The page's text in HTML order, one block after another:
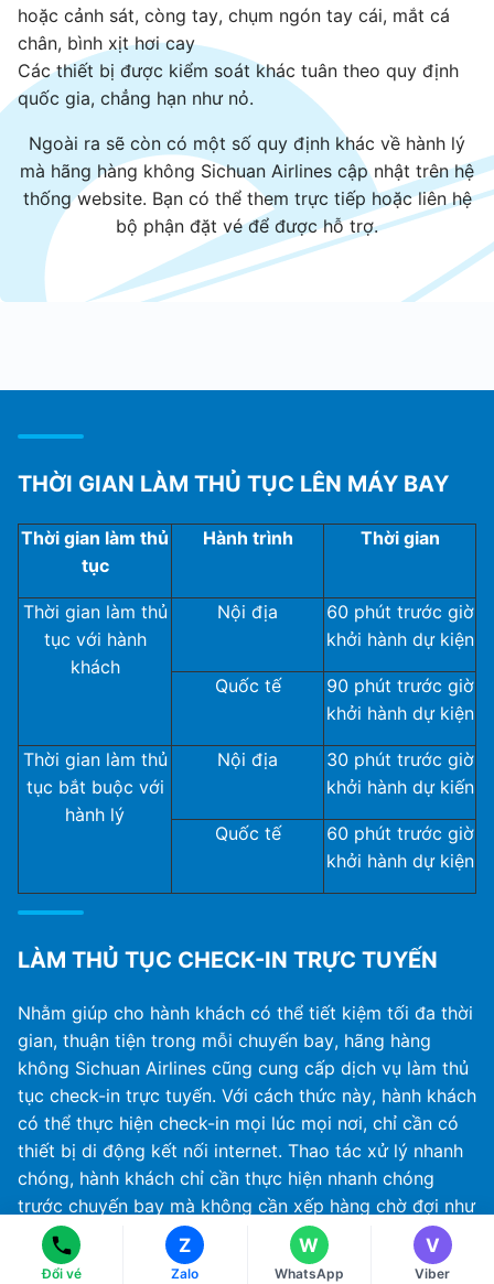
hoặc cảnh sát, còng tay, chụm ngón tay cái, mắt cá
chân, bình xịt hơi cay
Các thiết bị được kiểm soát khác tuân theo quy định
quốc gia, chẳng hạn như nỏ.
Ngoài ra sẽ còn có một số quy định khác về hành lý
mà hãng hàng không Sichuan Airlines cập nhật trên hệ
thống website. Bạn có thể them trực tiếp hoặc liên hệ
bộ phận đặt vé để được hỗ trợ.
THỜI GIAN LÀM THỦ TỤC LÊN MÁY BAY
Thời gian làm thủ
tục
Hành trình Thời gian
Thời gian làm thủ
tục với hành
khách
Nội địa
60 phút trước giờ
khởi hành dự kiện
Quốc tế
90 phút trước giờ
khởi hành dự kiện
Thời gian làm thủ
tục bắt buộc với
hành lý
Nội địa
30 phút trước giờ
khởi hành dự kiến
Quốc tế
60 phút trước giờ
khởi hành dự kiện
LÀM THỦ TỤC CHECK-IN TRỰC TUYẾN
Nhằm giúp cho hành khách có thể tiết kiệm tối đa thời
gian, thuận tiện trong mỗi chuyến bay, hãng hàng
không Sichuan Airlines cũng cung cấp dịch vụ làm thủ
tục check-in trực tuyến. Với cách thức này, hành khách
có thể thực hiện check-in mọi lúc mọi nơi, chỉ cần có
thiết bị di động kết nối internet. Thao tác xử lý nhanh
chóng, hành khách chỉ cần thực hiện nhanh chóng
trước chuyến bay mà không cần xếp hàng chờ đợi như
các hình thức làm thủ tục truyền thống tại sân bay.
Bước 1: Hành khách hãy vui lòng truy cập vào
Đổi vé
Z
Zalo
W
WhatsApp
Ms Hằng
(+84) 70 854 1213
Ms Huỳnh
(+84) 90 295 1213
V
Viber
Ms Hằng
(+84) 70 854 1213
Ms Huỳnh
(+84) 90 295 1213